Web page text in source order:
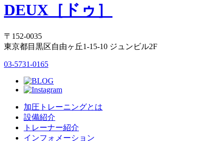
DEUX［ドゥ］
〒152-0035
東京都目黒区自由ヶ丘1-15-10 ジュンビル2F
03-5731-0165
加圧トレーニングとは
設備紹介
トレーナー紹介
インフォメーション